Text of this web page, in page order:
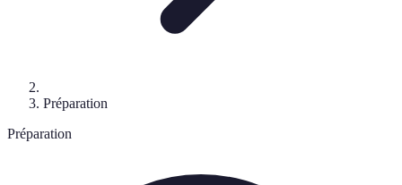
Préparation
Préparation